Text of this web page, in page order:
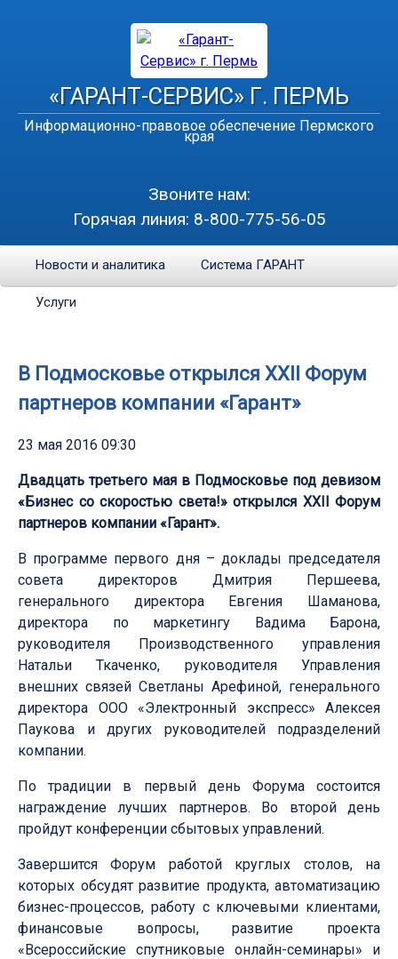
«ГАРАНТ-СЕРВИС» Г. ПЕРМЬ
Информационно-правовое обеспечение Пермского
края
Звоните нам:
Горячая линия: 8-800-775-56-05
Новости и аналитика Система ГАРАНТ
Услуги
В Подмосковье открылся XXII Форум
партнеров компании «Гарант»
23 мая 2016 09:30
Двадцать третьего мая в Подмосковье под девизом
«Бизнес со скоростью света!» открылся XXII Форум
партнеров компании «Гарант».
В программе первого дня – доклады председателя
совета директоров Дмитрия Першеева,
генерального директора Евгения Шаманова,
директора по маркетингу Вадима Барона,
руководителя Производственного управления
Натальи Ткаченко, руководителя Управления
внешних связей Светланы Арефиной, генерального
директора ООО «Электронный экспресс» Алексея
Паукова и других руководителей подразделений
компании.
По традиции в первый день Форума состоится
награждение лучших партнеров. Во второй день
пройдут конференции сбытовых управлений.
Завершится Форум работой круглых столов, на
которых обсудят развитие продукта, автоматизацию
бизнес-процессов, работу с ключевыми клиентами,
финансовые вопросы, развитие проекта
«Всероссийские спутниковые онлайн-семинары» и